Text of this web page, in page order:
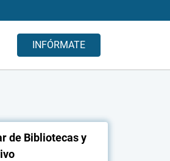
INFÓRMATE
de Bibliotecas y